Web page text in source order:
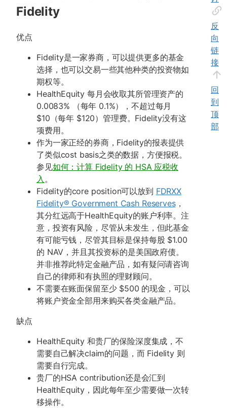
Fidelity
优点
Fidelity是一家券商，可以提供更多的基金
选择，也可以交易一些其他种类的投资物如
期权等。
HealthEquity 每月会收取其所管理资产的
0.0083% （每年 0.1%），不超过每月
$10（每年 $120）管理费。Fidelity没有这
项费用。
作为一家正经的券商，Fidelity的报表提供
了类似cost basis之类的数据，方便报税。
参见如何：计算 Fidelity 的 HSA 应税收
入 。
Fidelity的core position可以放到 FDRXX
Fidelity® Government Cash Reserves，
其分红远高于HealthEquity的账户利率。注
意，投资有风险，尽管从未发生，但此基金
有可能亏钱，尽管其目标是保持每股 $1.00
的 NAV，并且其投资标的是美国政府债。
并非推荐此特定金融产品，如有疑问请咨询
自己的律师和有执照的理财顾问。
不需要在账面保留至少 $500 的现金，可以
将账户资金全部用来购买各类金融产品。
缺点
HealthEquity 和贵厂的保险深度集成，不
需要自己解决claim的问题，而 Fidelity 则
需要自行完成。
贵厂的HSA contribution还是会汇到
HealthEquity，因此每年至少需要做一次转
移操作。
反
向
链
接
回
到
顶
部